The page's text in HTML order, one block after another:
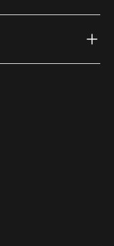
link)
(external link)
(external